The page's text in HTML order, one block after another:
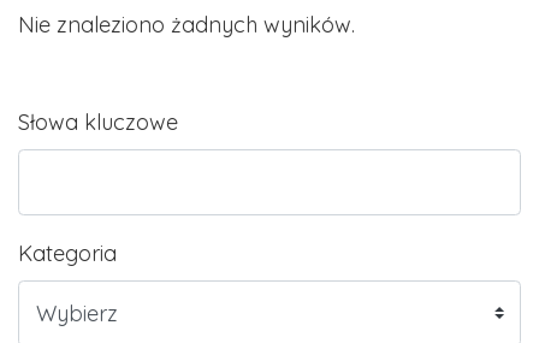
Słowa kluczowe
Kategoria
Nie znaleziono żadnych wyników.